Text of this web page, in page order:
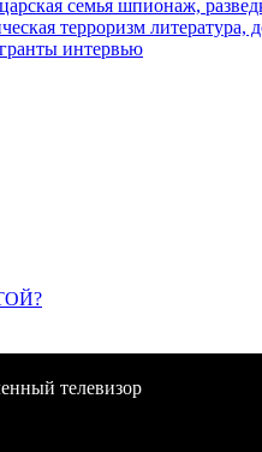
семья шпионаж,
терроризм литература,
интервью
телевизор